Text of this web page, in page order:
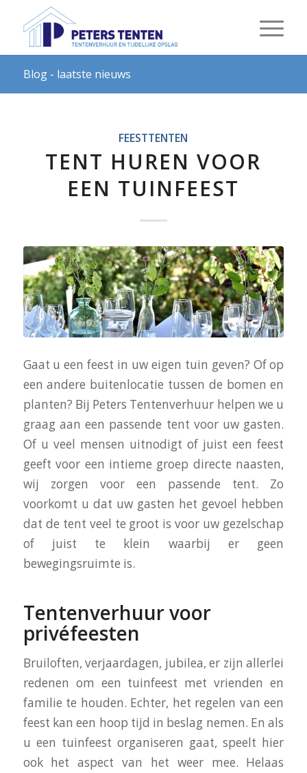
Blog - laatste nieuws
FEESTTENTEN
TENT HUREN VOOR
EEN TUINFEEST
Gaat u een feest in uw eigen tuin geven? Of op
een andere buitenlocatie tussen de bomen en
planten? Bij Peters Tentenverhuur helpen we u
graag aan een passende tent voor uw gasten.
Of u veel mensen uitnodigt of juist een feest
geeft voor een intieme groep directe naasten,
wij zorgen voor een passende tent. Zo
voorkomt u dat uw gasten het gevoel hebben
dat de tent veel te groot is voor uw gezelschap
of juist te klein waarbij er geen
bewegingsruimte is.
Tentenverhuur voor
privéfeesten
Bruiloften, verjaardagen, jubilea, er zijn allerlei
redenen om een tuinfeest met vrienden en
familie te houden. Echter, het regelen van een
feest kan een hoop tijd in beslag nemen. En als
u een tuinfeest organiseren gaat, speelt hier
ook het aspect van het weer mee. Helaas